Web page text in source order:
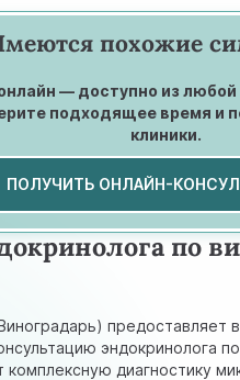
похожие
— доступно из
подходящее время и
клиники.
ПОЛУЧИТЬ ОНЛАЙН-
по
предоставляет
эндокринолога
диагностику